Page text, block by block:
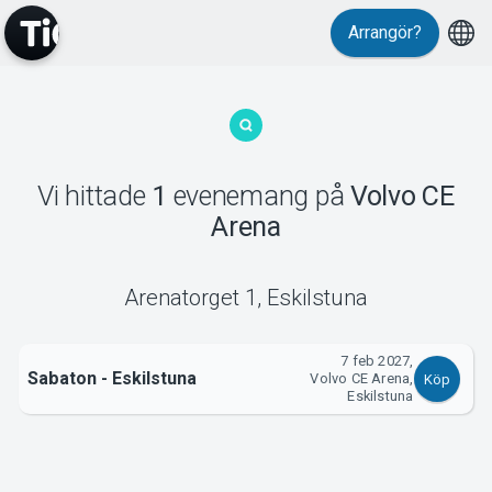
MyTickster
Support
Om Tickster
Arrangör?
Vi hittade 1 evenemang på Volvo CE
Arena
Arenatorget 1 , Eskilstuna
Sabaton - Eskilstuna
7 feb 2027,
Volvo CE Arena,
Eskilstuna
Köp